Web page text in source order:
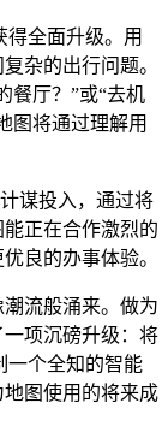
全面升级。用
杂的出行问题。
餐厅？”或“去机
图将通过理解用
谋投入，通过将
正在合作激烈的
良的办事体验。
流般涌来。做为
项沉磅升级：将
一个全知的智能
图使用的将来成